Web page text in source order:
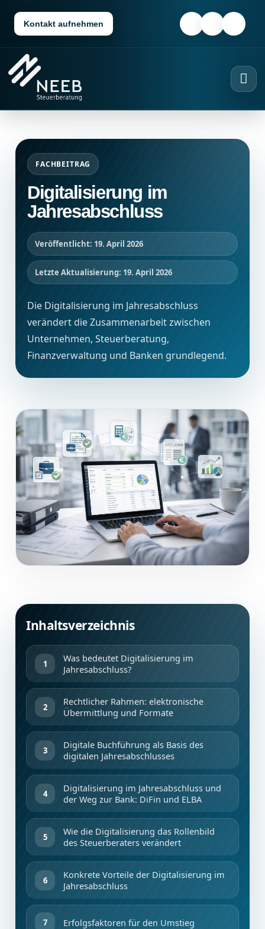
Kontakt aufnehmen
FACHBEITRAG
Digitalisierung im
Jahresabschluss
Veröffentlicht: 19. April 2026
Letzte Aktualisierung: 19. April 2026
Die Digitalisierung im Jahresabschluss
verändert die Zusammenarbeit zwischen
Unternehmen, Steuerberatung,
Finanzverwaltung und Banken grundlegend.
Inhaltsverzeichnis
Was bedeutet Digitalisierung im
Jahresabschluss?
Rechtlicher Rahmen: elektronische
Übermittlung und Formate
Digitale Buchführung als Basis des
digitalen Jahresabschlusses
Digitalisierung im Jahresabschluss und
der Weg zur Bank: DiFin und ELBA
Wie die Digitalisierung das Rollenbild
des Steuerberaters verändert
Konkrete Vorteile der Digitalisierung im
Jahresabschluss
Erfolgsfaktoren für den Umstieg